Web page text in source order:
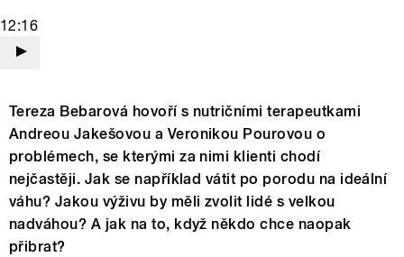
12:16
Tereza Bebarová hovoří s nutričními terapeutkami
Andreou Jakešovou a Veronikou Pourovou o
problémech, se kterými za nimi klienti chodí
nejčastěji. Jak se například vátit po porodu na ideální
váhu? Jakou výživu by měli zvolit lidé s velkou
nadváhou? A jak na to, když někdo chce naopak
přibrat?